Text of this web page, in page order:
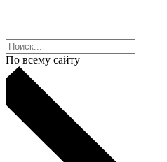
По всему сайту